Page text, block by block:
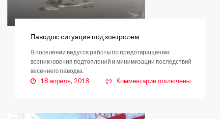
Паводок: ситуация под контролем
В поселении ведутся работы по предотвращению
возникновения подтоплений и минимизации последствий
весеннего паводка.
18 апреля, 2018 Комментариикотключены